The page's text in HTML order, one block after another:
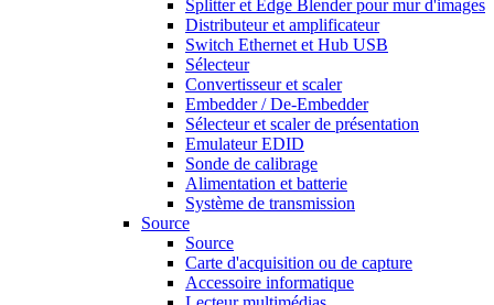
Splitter et Edge Blender pour mur d'images
Distributeur et amplificateur
Switch Ethernet et Hub USB
Sélecteur
Convertisseur et scaler
Embedder / De-Embedder
Sélecteur et scaler de présentation
Emulateur EDID
Sonde de calibrage
Alimentation et batterie
Système de transmission
Source
Source
Carte d'acquisition ou de capture
Accessoire informatique